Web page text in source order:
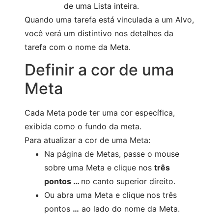
de uma Lista inteira.
Quando uma tarefa está vinculada a um Alvo,
você verá um distintivo nos detalhes da
tarefa com o nome da Meta.
Definir a cor de uma
Meta
Cada Meta pode ter uma cor específica,
exibida como o fundo da meta.
Para atualizar a cor de uma Meta:
Na página de Metas, passe o mouse
sobre uma Meta e clique nos três
pontos … no canto superior direito.
Ou abra uma Meta e clique nos três
pontos … ao lado do nome da Meta.